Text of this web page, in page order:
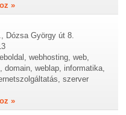
»
Dózsa György út 8.
webhosting, web,
domain, weblap, informatika,
szerver
»